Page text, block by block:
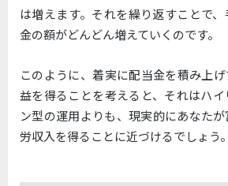
は増えます。それを繰り返すことで
金の額がどんどん増えていくのです。
このように、着実に配当金を積み上
益を得ることを考えると、それはハ
ン型の運用よりも、現実的にあなた
労収入を得ることに近づけるでしょう。